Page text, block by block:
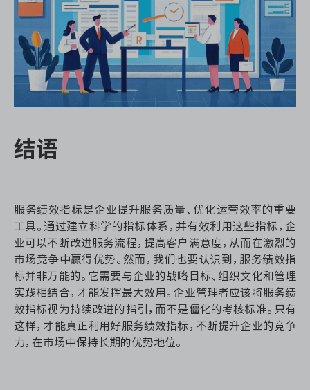
结语
服务绩效指标是企业提升服务质量、优化运营效率的重要
工具。通过建立科学的指标体系，并有效利用这些指标，企
业可以不断改进服务流程，提高客户满意度，从而在激烈的
市场竞争中赢得优势。然而，我们也要认识到，服务绩效指
标并非万能的。它需要与企业的战略目标、组织文化和管理
实践相结合，才能发挥最大效用。企业管理者应该将服务绩
效指标视为持续改进的指引，而不是僵化的考核标准。只有
这样，才能真正利用好服务绩效指标，不断提升企业的竞争
力，在市场中保持长期的优势地位。